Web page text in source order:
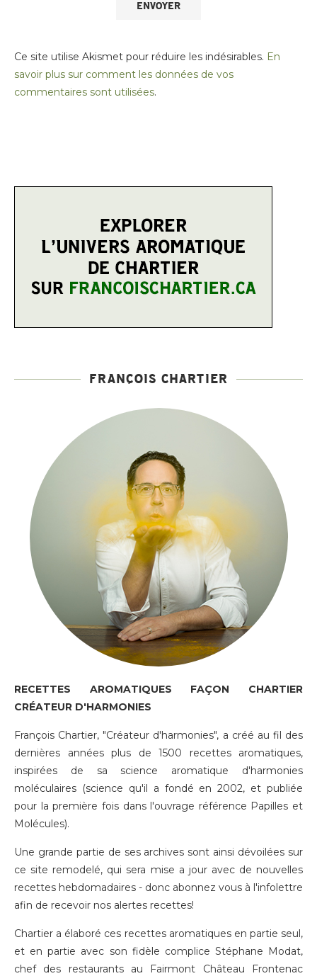
Ce site utilise Akismet pour réduire les indésirables. En
savoir plus sur comment les données de vos
commentaires sont utilisées.
FRANÇOIS CHARTIER
RECETTES AROMATIQUES FAÇON CHARTIER
CRÉATEUR D'HARMONIES
François Chartier, "Créateur d'harmonies", a créé au fil des
dernières années plus de 1500 recettes aromatiques,
inspirées de sa science aromatique d'harmonies
moléculaires (science qu'il a fondé en 2002, et publiée
pour la première fois dans l'ouvrage référence Papilles et
Molécules).
Une grande partie de ses archives sont ainsi dévoilées sur
ce site remodelé, qui sera mise a jour avec de nouvelles
recettes hebdomadaires - donc abonnez vous à l'infolettre
afin de recevoir nos alertes recettes!
Chartier a élaboré ces recettes aromatiques en partie seul,
et en partie avec son fidèle complice Stéphane Modat,
chef des restaurants au Fairmont Château Frontenac